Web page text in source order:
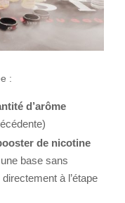
:
d’arôme
de nicotine
base sans
à l’étape